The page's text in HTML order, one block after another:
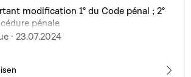
modification 1° du Code pénal ; 2°
pénale
· 23.07.2024